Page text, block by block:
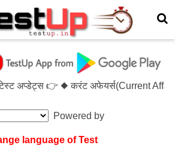
👉 ◆ करंट अफेयर्स(Current
Powered by
language of Test